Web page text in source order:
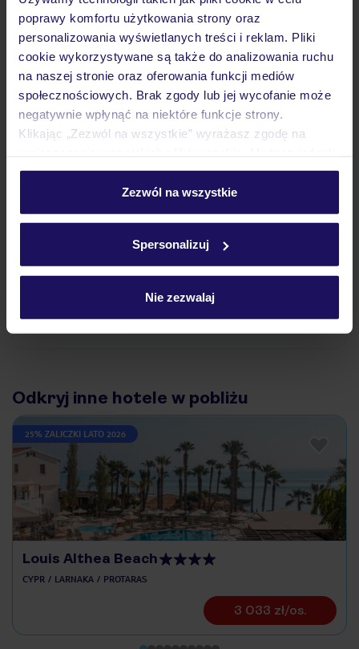
poprawy komfortu użytkowania strony oraz
personalizowania wyświetlanych treści i reklam. Pliki
cookie wykorzystywane są także do analizowania ruchu
na naszej stronie oraz oferowania funkcji mediów
społecznościowych. Brak zgody lub jej wycofanie może
negatywnie wpłynąć na niektóre funkcje strony.
Klikając „Zezwól na wszystkie” wyrażasz zgodę na
personalizować swój wybór wchodząc w zakładkę
Szczegółowe informacje o plikach cookie znajdziesz
Zezwól na wszystkie
Spersonalizuj
Nie zezwalaj
Wyżywienie
Atrakcje
Ważne informacje
Czy w Hotelu będzie przedstawiciel TUI?
Na jakiej podstawie i gdzie otrzymam karty
Zobacz więcej
Odkryj inne hotele w pobliżu
25% ZALICZKI LATO 2026
Louis Althea Beach
CYPR LARNAKA PROTARAS
3 033 zł/os.